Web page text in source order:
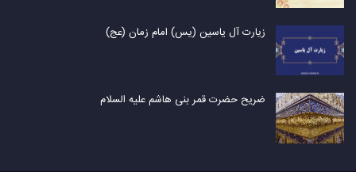
زیارت آل یاسین (یس) امام زمان (عج)
ضریح حضرت قمر بنی هاشم علیه السلام